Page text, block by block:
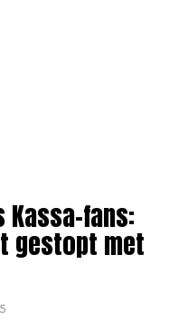
Kassa-fans:
gestopt met